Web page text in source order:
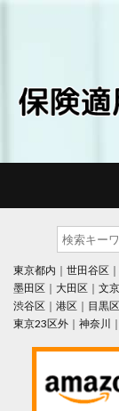
東京都内 世田谷区
墨田区
大田区 文
渋谷区
港区 目黒区
東京23区外
神奈川